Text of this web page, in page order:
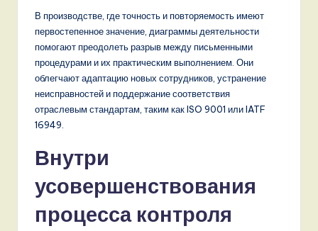
В производстве, где точность и повторяемость имеют
первостепенное значение, диаграммы деятельности
помогают преодолеть разрыв между письменными
процедурами и их практическим выполнением. Они
облегчают адаптацию новых сотрудников, устранение
неисправностей и поддержание соответствия
отраслевым стандартам, таким как ISO 9001 или IATF
16949.
Внутри
усовершенствования
процесса контроля